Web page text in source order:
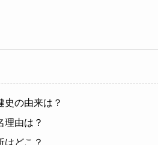
史の由来は？
理由は？
はどこ？